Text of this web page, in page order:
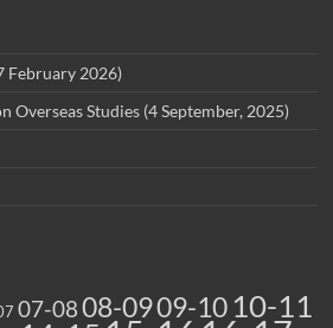
February 2026)
Overseas Studies (4 September, 2025)
07-0808-0909-10 10-11